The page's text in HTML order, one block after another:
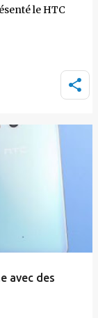
le HTC
avec des